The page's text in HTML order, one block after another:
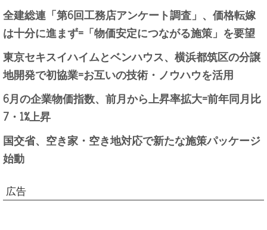
全建総連「第6回工務店アンケート調査」、価格転嫁
は十分に進まず=「物価安定につながる施策」を要望
東京セキスイハイムとベンハウス、横浜都筑区の分譲
地開発で初協業=お互いの技術・ノウハウを活用
6月の企業物価指数、前月から上昇率拡大=前年同月比
7・1%上昇
国交省、空き家・空き地対応で新たな施策パッケージ
始動
広告